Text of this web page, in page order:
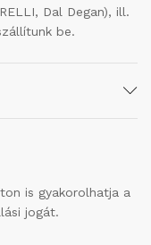
Dal Degan), ill.
be.
is gyakorolhatja a
jogát.